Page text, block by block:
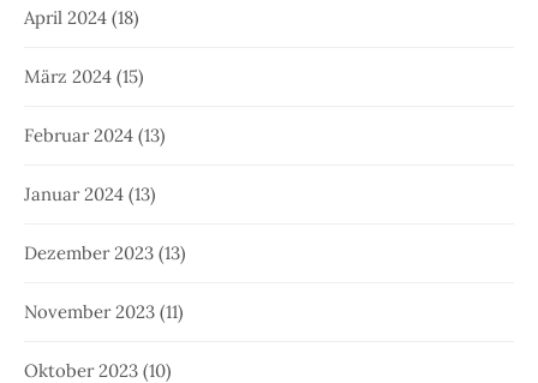
April 2024 (18)
März 2024 (15)
Februar 2024 (13)
Januar 2024 (13)
Dezember 2023 (13)
November 2023 (11)
Oktober 2023 (10)